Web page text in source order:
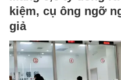
kiệm, cụ ông ngỡ
giả